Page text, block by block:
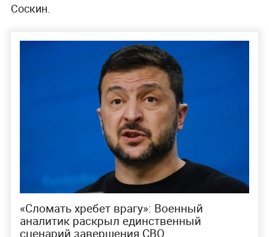
Соскин.
«Сломать хребет врагу»: Военный
аналитик раскрыл единственный
сценарий завершения СВО